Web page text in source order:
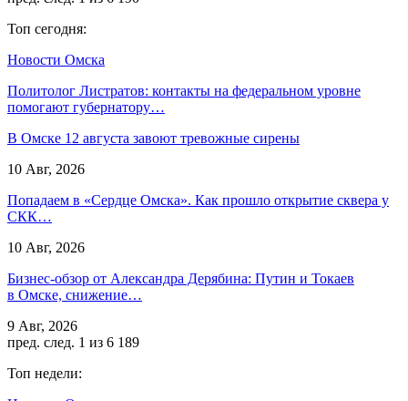
Топ сегодня:
Новости Омска
Политолог Листратов: контакты на федеральном уровне
помогают губернатору…
В Омске 12 августа завоют тревожные сирены
10 Авг, 2026
Попадаем в «Сердце Омска». Как прошло открытие сквера у
СКК…
10 Авг, 2026
Бизнес-обзор от Александра Дерябина: Путин и Токаев
в Омске, снижение…
9 Авг, 2026
пред. след. 1 из 6 189
Топ недели: